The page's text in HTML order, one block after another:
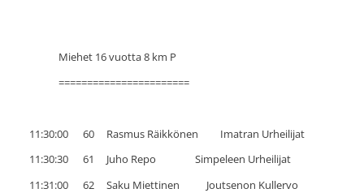
Miehet 16 vuotta 8 km P
=======================
11:30:00 60 Rasmus Räikkönen Imatran Urheilijat
11:30:30 61 Juho Repo Simpeleen Urheilijat
11:31:00 62 Saku Miettinen Joutsenon Kullervo